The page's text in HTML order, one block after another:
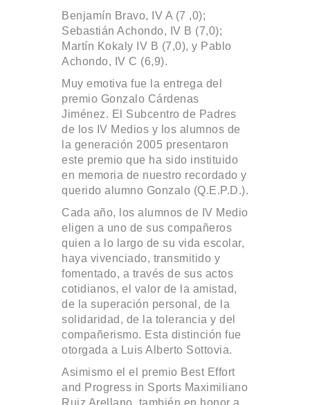
Benjamín Bravo, IV A (7 ,0);
Sebastián Achondo, IV B (7,0);
Martín Kokaly IV B (7,0), y Pablo
Achondo, IV C (6,9).
Muy emotiva fue la entrega del
premio Gonzalo Cárdenas
Jiménez. El Subcentro de Padres
de los IV Medios y los alumnos de
la generación 2005 presentaron
este premio que ha sido instituido
en memoria de nuestro recordado y
querido alumno Gonzalo (Q.E.P.D.).
Cada año, los alumnos de IV Medio
eligen a uno de sus compañeros
quien a lo largo de su vida escolar,
haya vivenciado, transmitido y
fomentado, a través de sus actos
cotidianos, el valor de la amistad,
de la superación personal, de la
solidaridad, de la tolerancia y del
compañerismo. Esta distinción fue
otorgada a Luis Alberto Sottovia.
Asimismo el el premio Best Effort
and Progress in Sports Maximiliano
Ruiz Arellano, también en honor a